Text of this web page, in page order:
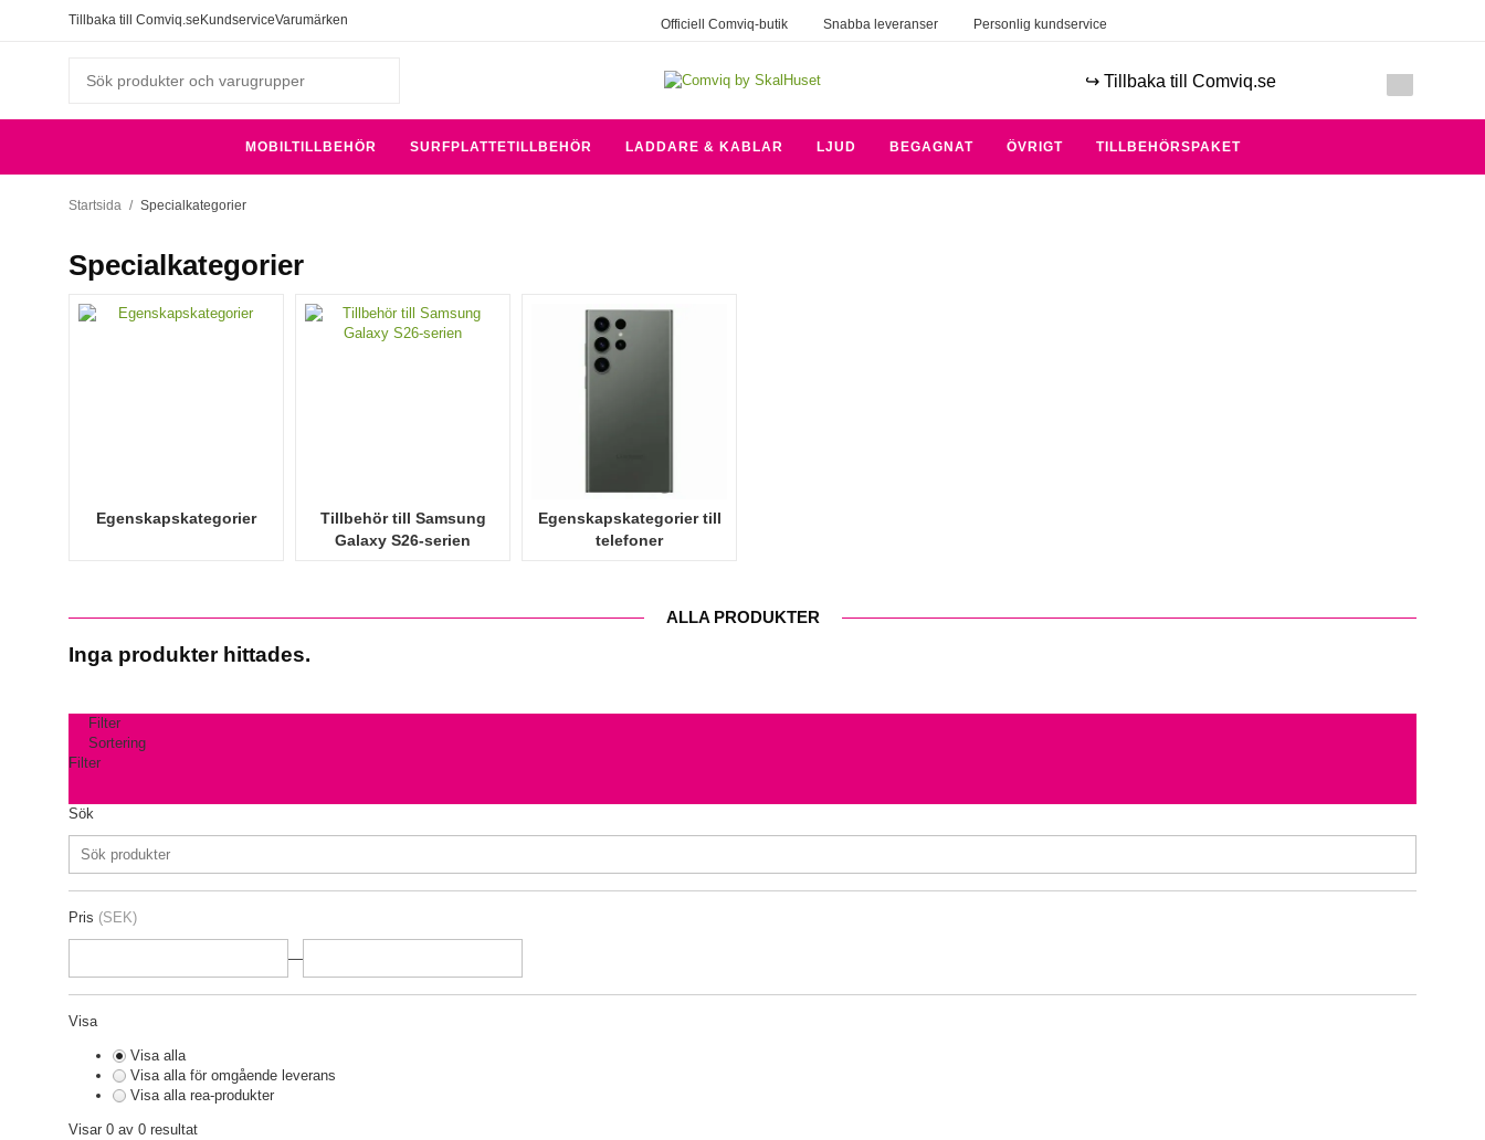
Tillbaka till Comviq.se KundserviceVarumärken Officiell Comviq-butik Snabba leveranser Personlig kundservice
↪️ Tillbaka till Comviq.se
MOBILTILLBEHÖR SURFPLATTETILLBEHÖR LADDARE & KABLAR LJUD BEGAGNAT ÖVRIGT TILLBEHÖRSPAKET
Startsida / Specialkategorier
Specialkategorier
Egenskapskategorier
Tillbehör till Samsung
Galaxy S26-serien
Egenskapskategorier till
telefoner
ALLA PRODUKTER
Inga produkter hittades.
Filter
Sortering
Filter
Sök
Pris (SEK)
—
Visa
Visa alla
Visa alla för omgående leverans
Visa alla rea-produkter
Visar 0 av 0 resultat